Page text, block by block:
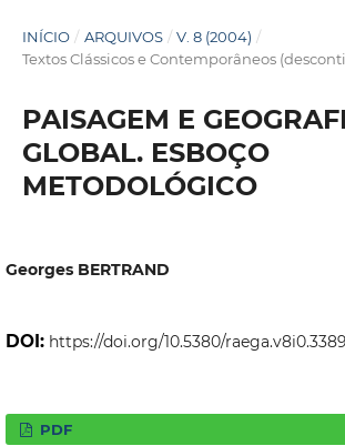
INÍCIO / ARQUIVOS / V. 8 (2004) /
Textos Clássicos e Contemporâneos
PAISAGEM E
GLOBAL. ESBOÇO
METODOLÓGICO
Georges BERTRAND
DOI: https://doi.org/10.5380/raega.v8i0.3389
PDF